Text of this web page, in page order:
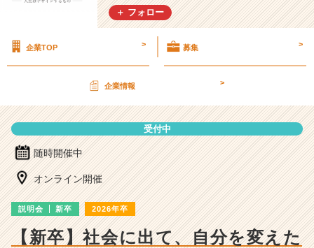
ン
パ
ナ
ー
株
式
会
会
細
＋ フォロー
企業TOP > 募集 >
企業情報 >
受付中
随時開催中
オンライン開催
説明会 新卒 2026年卒
【新卒】社会に出て、自分を変えた